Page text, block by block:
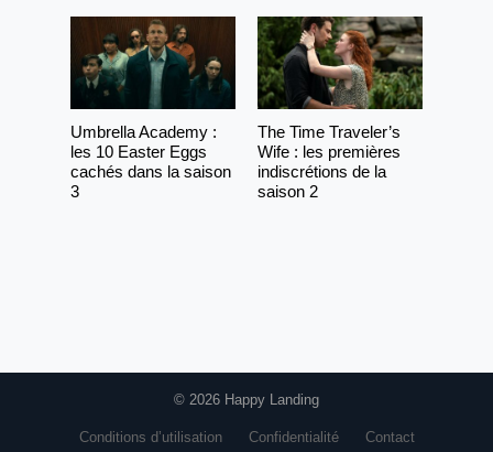
Umbrella Academy :
les 10 Easter Eggs
cachés dans la saison
3
The Time Traveler’s
Wife : les premières
indiscrétions de la
saison 2
© 2026 Happy Landing
Conditions d’utilisation Confidentialité Contact